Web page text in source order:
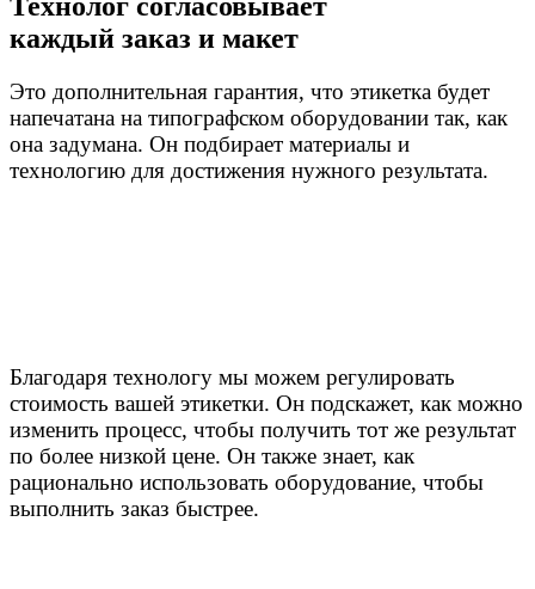
Технолог согласовывает
каждый заказ и макет
Это дополнительная гарантия, что этикетка будет
напечатана на типографском оборудовании так, как
она задумана. Он подбирает материалы и
технологию для достижения нужного результата.
Благодаря технологу мы можем регулировать
стоимость вашей этикетки. Он подскажет, как можно
изменить процесс, чтобы получить тот же результат
по более низкой цене. Он также знает, как
рационально использовать оборудование, чтобы
выполнить заказ быстрее.